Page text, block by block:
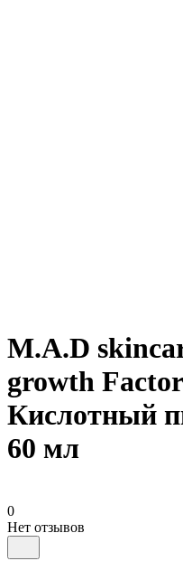
M.A.D
growth
Кислотный
60 мл
0
Нет отзывов